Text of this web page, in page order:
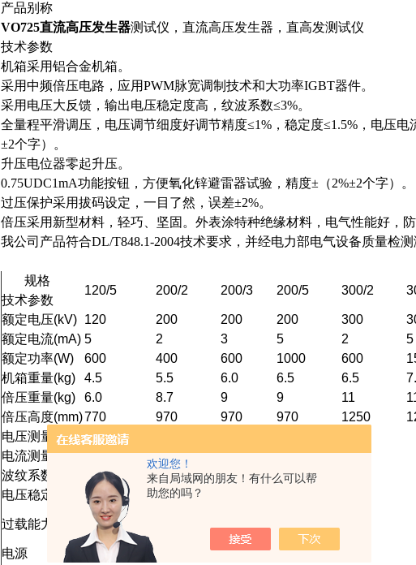
欢迎您！
来自局域网的朋友！有什么可以帮
助您的吗？
产品别称
VO725直流高压发生器测试仪，直流高压发生器，直高发测试仪
技术参数
机箱采用铝合金机箱。
采用中频倍压电路，应用PWM脉宽调制技术和大功率IGBT器件。
采用电压大反馈，输出电压稳定度高，纹波系数≤3%。
全量程平滑调压，电压调节细度好调节精度≤1%，稳定度≤1.5%，电压电
±2个字）。
升压电位器零起升压。
0.75UDC1mA功能按钮，方便氧化锌避雷器试验，精度±（2%±2个字）。
过压保护采用拔码设定，一目了然，误差±2%。
倍压采用新型材料，轻巧、坚固。外表涂特种绝缘材料，电气性能好，
我公司产品符合DL/T848.1-2004技术要求，并经电力部电气设备质量检
规格
技术参数
120/5 200/2 200/3 200/5 300/2
额定电压(kV) 120 200 200 200 300
额定电流(mA) 5 2 3 5 2
5
额定功率(W)
600 400 600 1000 600
机箱重量(kg)
4.5 5.5 6.0 6.5 6.5
倍压重量(kg)
6.0 8.7 9 9 11
倍压高度(mm)770 970 970 970 1250
电压测量精度 数显表 ±(1.5%读数±2个字)
电流测量精度 数显表 ±(1.5%读数±2个字)
波纹系数
≤0.5%
电压稳定度
随机波动，电源电压变化±10%时≤1%
过载能力
空载电压可超出额定电压10%使用十分钟
Z大充电电流为1.25倍额定电流
电源
单相交流50HZ 220V±10%